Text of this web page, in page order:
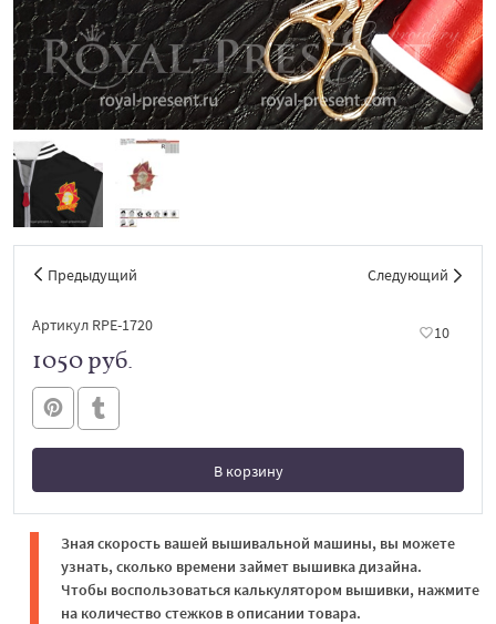
Предыдущий Следующий
Артикул RPE-1720 10
1050 руб.
В корзину
В корзине
Зная скорость вашей вышивальной машины, вы можете
узнать, сколько времени займет вышивка дизайна.
Чтобы воспользоваться калькулятором вышивки, нажмите
на количество стежков в описании товара.